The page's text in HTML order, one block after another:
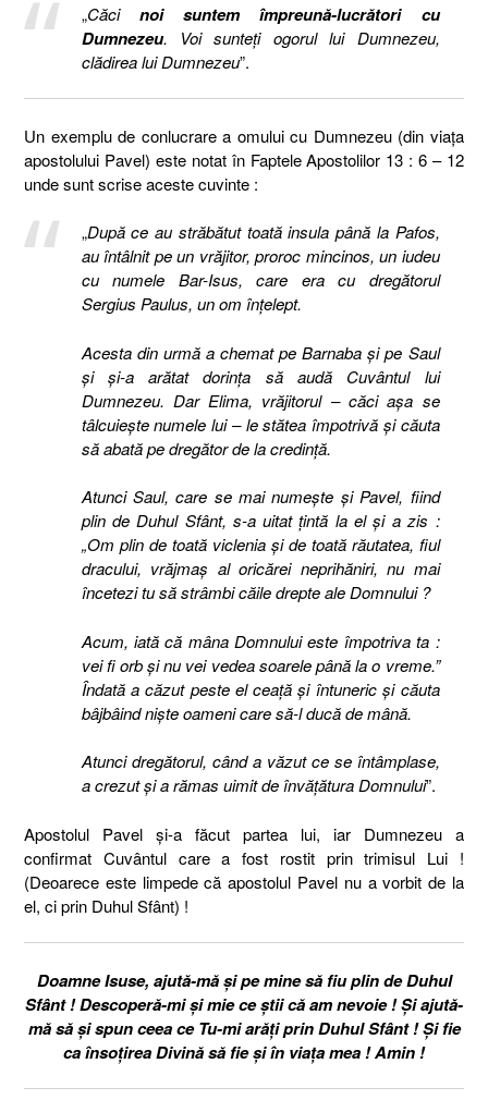
„Căci noi suntem împreună-lucrători cu
Dumnezeu. Voi sunteţi ogorul lui Dumnezeu,
clădirea lui Dumnezeu”.
Un exemplu de conlucrare a omului cu Dumnezeu (din viața
apostolului Pavel) este notat în Faptele Apostolilor 13 : 6 – 12
unde sunt scrise aceste cuvinte :
„După ce au străbătut toată insula până la Pafos,
au întâlnit pe un vrăjitor, proroc mincinos, un iudeu
cu numele Bar-Isus, care era cu dregătorul
Sergius Paulus, un om înţelept.
Acesta din urmă a chemat pe Barnaba şi pe Saul
şi şi-a arătat dorinţa să audă Cuvântul lui
Dumnezeu. Dar Elima, vrăjitorul – căci aşa se
tâlcuieşte numele lui – le stătea împotrivă şi căuta
să abată pe dregător de la credinţă.
Atunci Saul, care se mai numeşte şi Pavel, fiind
plin de Duhul Sfânt, s-a uitat ţintă la el şi a zis :
„Om plin de toată viclenia şi de toată răutatea, fiul
dracului, vrăjmaş al oricărei neprihăniri, nu mai
încetezi tu să strâmbi căile drepte ale Domnului ?
Acum, iată că mâna Domnului este împotriva ta :
vei fi orb şi nu vei vedea soarele până la o vreme.”
Îndată a căzut peste el ceaţă şi întuneric şi căuta
bâjbâind nişte oameni care să-l ducă de mână.
Atunci dregătorul, când a văzut ce se întâmplase,
a crezut şi a rămas uimit de învăţătura Domnului”.
Apostolul Pavel și-a făcut partea lui, iar Dumnezeu a
confirmat Cuvântul care a fost rostit prin trimisul Lui !
(Deoarece este limpede că apostolul Pavel nu a vorbit de la
el, ci prin Duhul Sfânt) !
Doamne Isuse, ajută-mă și pe mine să fiu plin de Duhul
Sfânt ! Descoperă-mi și mie ce știi că am nevoie ! Și ajută-
mă să și spun ceea ce Tu-mi arăți prin Duhul Sfânt ! Și fie
ca însoțirea Divină să fie și în viața mea ! Amin !